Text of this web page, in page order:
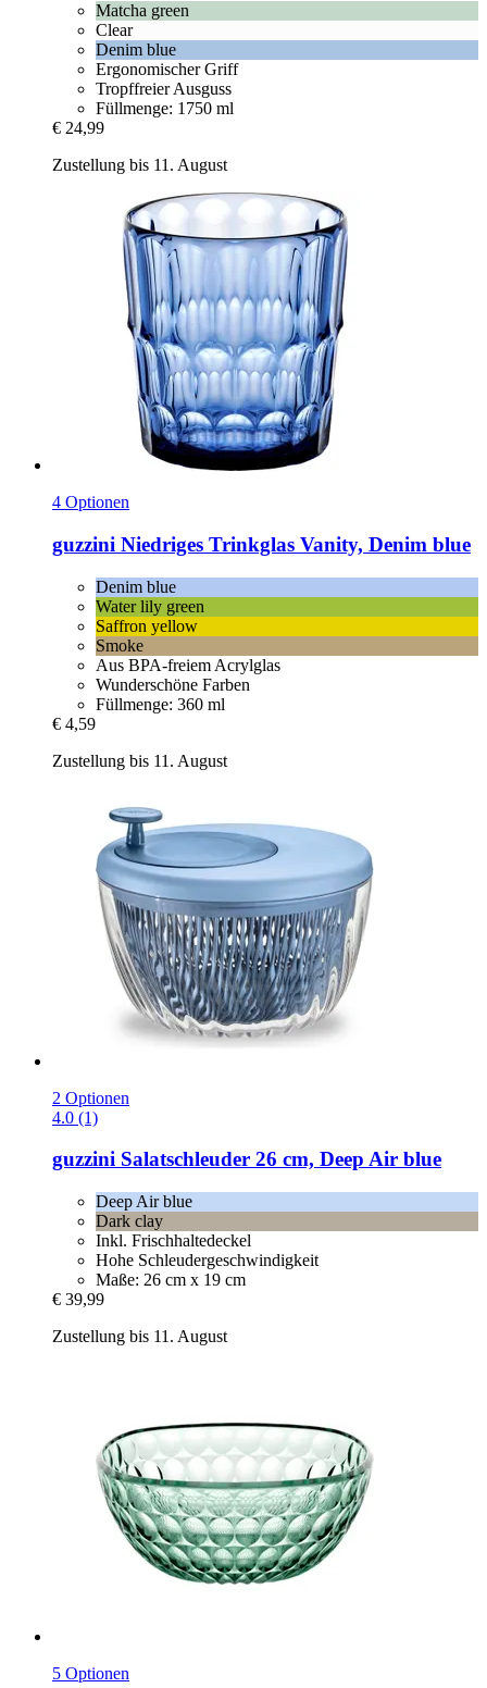
Matcha green
Clear
Denim blue
Ergonomischer Griff
Tropffreier Ausguss
Füllmenge: 1750 ml
€ 24,99
Zustellung bis 11. August
4 Optionen
guzzini Niedriges Trinkglas Vanity, Denim blue
Denim blue
Water lily green
Saffron yellow
Smoke
Aus BPA-freiem Acrylglas
Wunderschöne Farben
Füllmenge: 360 ml
€ 4,59
Zustellung bis 11. August
2 Optionen
4.0 (1)
guzzini Salatschleuder 26 cm, Deep Air blue
Deep Air blue
Dark clay
Inkl. Frischhaltedeckel
Hohe Schleudergeschwindigkeit
Maße: 26 cm x 19 cm
€ 39,99
Zustellung bis 11. August
5 Optionen